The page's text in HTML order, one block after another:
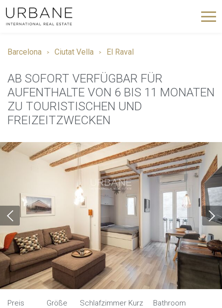
Barcelona Ciutat Vella El Raval
AB SOFORT VERFÜGBAR FÜR
AUFENTHALTE VON 6 BIS 11 MONATEN
ZU TOURISTISCHEN UND
FREIZEITZWECKEN
Preis Größe Schlafzimmer Kurz Bathroom